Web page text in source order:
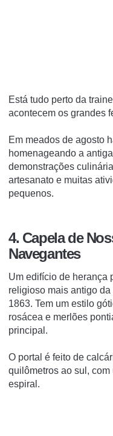
Está tudo perto da
acontecem os grandes
Em meados de agosto
homenageando a
demonstrações
artesanato e muitas
pequenos.
4. Capela de
Navegantes
Um edifício de herança
religioso mais antigo
1863. Tem um estilo
rosácea e merlões
principal.
O portal é feito de
quilômetros ao sul,
espiral.